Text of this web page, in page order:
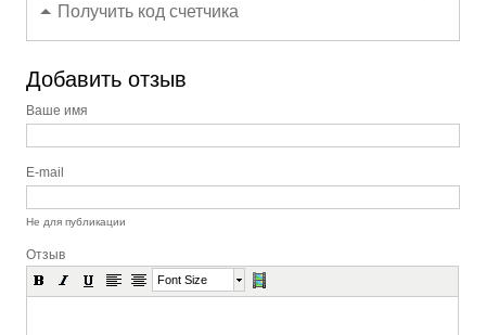
Получить код счетчика
Добавить отзыв
Ваше имя
E-mail
Не для публикации
Отзыв
Font Size